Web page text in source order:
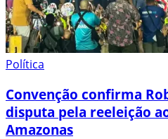
Política
Convenção confirma
disputa pela reeleição
Amazonas